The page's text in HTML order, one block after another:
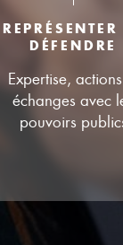
REPRÉSENTER
DÉFENDRE
Expertise,
échanges avec
pouvoirs